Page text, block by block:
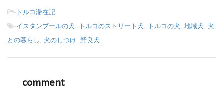
- トルコ滞在記
-イスタンブールの犬 トルコのストリート犬 トルコの犬 地域犬 犬
との暮らし
犬のしつけ 野良犬.
comment